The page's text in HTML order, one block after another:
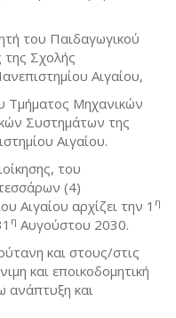
του Παιδαγωγικού
της Σχολής
Αιγαίου,
Τμήματος Μηχανικών
Συστημάτων της
Αιγαίου.
του
(4)
Αιγαίου αρχίζει την 1 η
η Αυγούστου 2030.
και στους/στις
και εποικοδομητική
ανάπτυξη και